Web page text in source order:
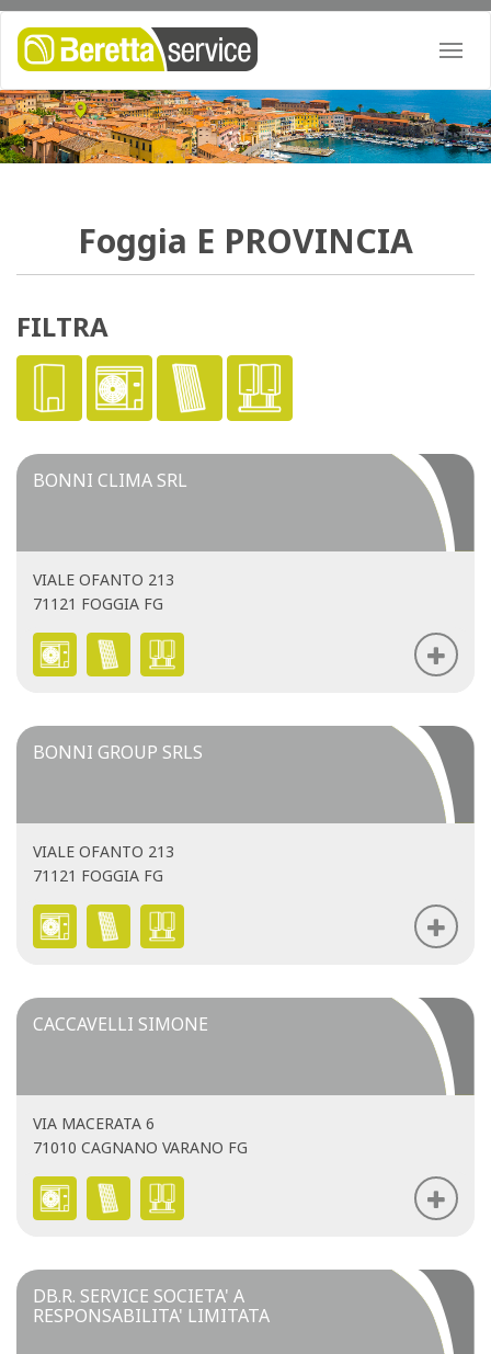
Foggia E PROVINCIA
FILTRA
BONNI CLIMA SRL
VIALE OFANTO 213
71121 FOGGIA FG
BONNI GROUP SRLS
VIALE OFANTO 213
71121 FOGGIA FG
CACCAVELLI SIMONE
VIA MACERATA 6
71010 CAGNANO VARANO FG
DB.R. SERVICE SOCIETA' A
RESPONSABILITA' LIMITATA